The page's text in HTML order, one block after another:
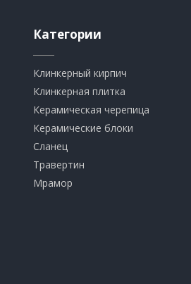
Категории
Клинкерный кирпич​
​Клинкерная плитка
​Керамическая черепица
​Керамические блоки
​Сланец
Травертин​
​Мрамор